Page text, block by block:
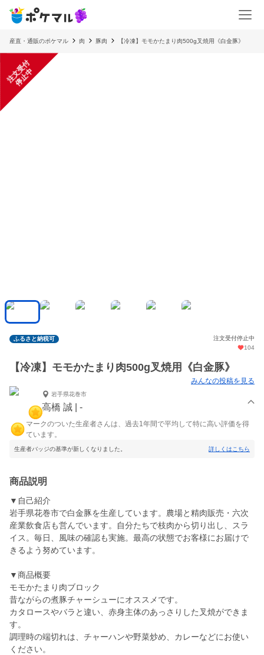
産直・通販のポケマル 肉 豚肉 【冷凍】モモかたまり肉500g叉焼用《白金豚》
注
文
受
付
停
止
中
ふるさと納税可
注文受付停止中
104
【冷凍】モモかたまり肉500g叉焼用《白金豚》
みんなの投稿を見る
岩手県花巻市
高橋 誠 | -
マークのついた生産者さんは、過去1年間で平均して特に高い評価を得
ています。
生産者バッジの基準が新しくなりました。 詳しくはこちら
商品説明
▼自己紹介
岩手県花巻市で白金豚を生産しています。農場と精肉販売・六次
産業飲食店も営んでいます。自分たちで枝肉から切り出し、スラ
イス。毎日、風味の確認も実施。最高の状態でお客様にお届けで
きるよう努めています。
▼商品概要
モモかたまり肉ブロック
昔ながらの煮豚チャーシューにオススメです。
カタロースやバラと違い、赤身主体のあっさりした叉焼ができま
す。
調理時の端切れは、チャーハンや野菜炒め、カレーなどにお使い
ください。